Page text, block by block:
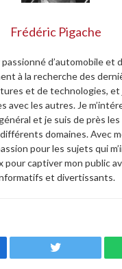
Frédéric Pigache
passionné d’automobile et
à la recherche des
et de technologies, et
avec les autres. Je
et je suis de près
domaines. Avec
pour les sujets qui
pour captiver mon public
et divertissants.
Twitter